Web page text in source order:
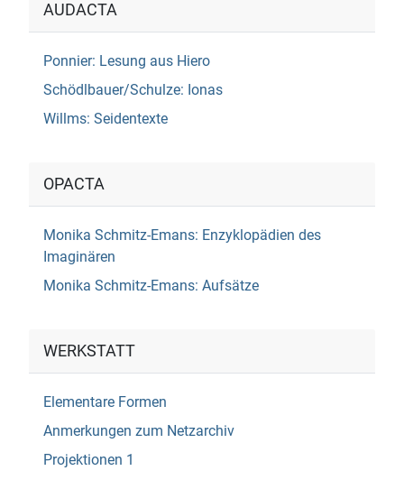
AUDACTA
Ponnier: Lesung aus Hiero
Schödlbauer/Schulze: Ionas
Willms: Seidentexte
OPACTA
Monika Schmitz-Emans: Enzyklopädien des
Imaginären
Monika Schmitz-Emans: Aufsätze
WERKSTATT
Elementare Formen
Anmerkungen zum Netzarchiv
Projektionen 1